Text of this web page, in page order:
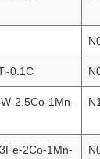
0.1C
4W-2.5Co-1Mn-
3Fe-2Co-1Mn-